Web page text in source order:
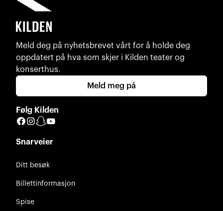
Meld deg på nyhetsbrevet vårt for å holde deg
oppdatert på hva som skjer i Kilden teater og
konserthus.
Meld meg på
Følg Kilden
Facebook
Instagram
Snapchat
Snarveier
Ditt besøk
Billettinformasjon
Spise